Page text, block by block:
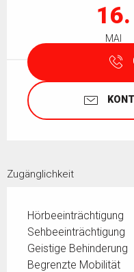
16.
MAI
Zugänglichkeit
Hörbeeinträchtigung
Sehbeeinträchtigung
Geistige Behinderung
Begrenzte Mobilität